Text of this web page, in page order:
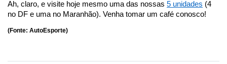
Ah, claro, e visite hoje mesmo uma das nossas 5 unidades (4
no DF e uma no Maranhão). Venha tomar um café conosco!
(Fonte: AutoEsporte)